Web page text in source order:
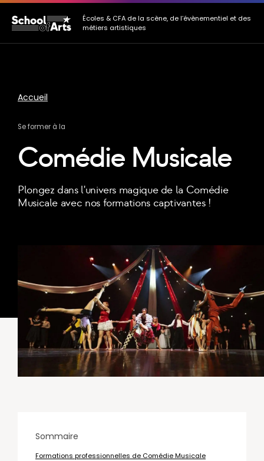
Allez au contenu principal Allez au menu Allez au pied de page
Écoles & CFA de la scène, de l’évènementiel et des
métiers artistiques
Accueil
Se former à la
Comédie Musicale
Plongez dans l'univers magique de la Comédie
Musicale avec nos formations captivantes !
Sommaire
Formations professionnelles de Comédie Musicale